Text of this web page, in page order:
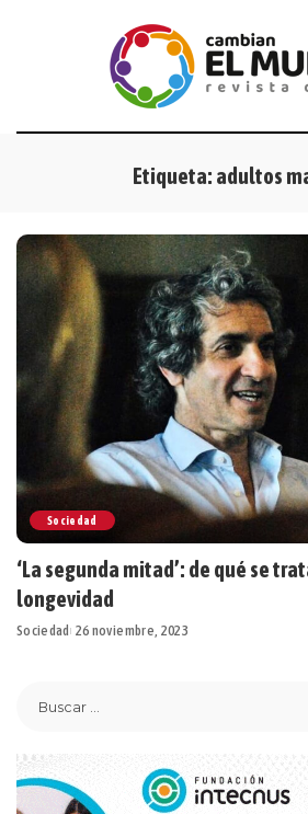
Etiqueta: adultos
Sociedad
‘La segunda mitad’: de qué se
longevidad
Sociedad 26 noviembre, 2023